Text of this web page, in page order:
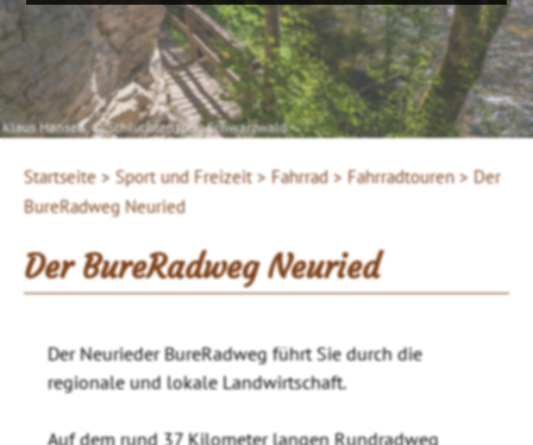
Klaus Hansen, © Schluchtensteig Schwarzwald
Startseite > Sport und Freizeit > Fahrrad > Fahrradtouren > Der
BureRadweg Neuried
Der BureRadweg Neuried
Der Neurieder BureRadweg führt Sie durch die
regionale und lokale Landwirtschaft.
Auf dem rund 37 Kilometer langen Rundradweg